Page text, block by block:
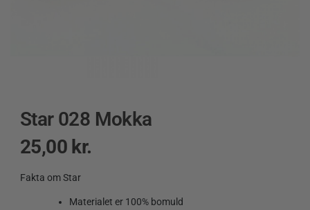
Star 028 Mokka
25,00 kr.
Fakta om Star
Materialet er 100% bomuld